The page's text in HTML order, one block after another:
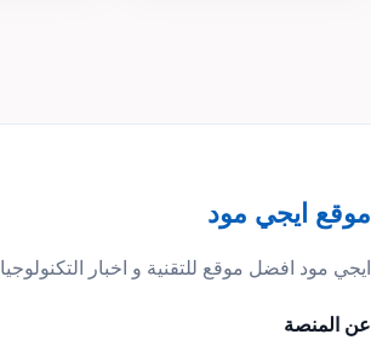
موقع ايجي مود
ايجي مود افضل موقع للتقنية و اخبار التكنولوجيا
عن المنصة